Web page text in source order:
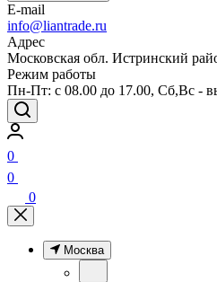
E-mail
info@liantrade.ru
Адрес
Московская обл. Истринский
Режим работы
Пн-Пт: c 08.00 до 17.00, Cб,Вс -
0
0
0
Москва